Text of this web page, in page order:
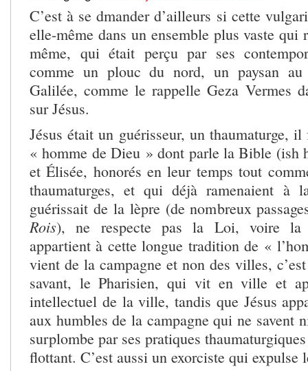
C’est à se dmander d’ailleurs si cette
elle-même dans un ensemble plus vaste qui
même, qui était perçu par ses
comme un plouc du nord, un paysan
Galilée, comme le rappelle Geza Vermes
sur Jésus.
Jésus était un guérisseur, un thaumaturge,
« homme de Dieu » dont parle la Bible (ish
et Élisée, honorés en leur temps tout
thaumaturges, et qui déjà ramenaient
guérissait de la lèpre (de nombreux
Rois), ne respecte pas la Loi, voire la
appartient à cette longue tradition de «
vient de la campagne et non des villes,
savant, le Pharisien, qui vit en ville et
intellectuel de la ville, tandis que Jésus
aux humbles de la campagne qui ne savent
surplombe par ses pratiques
flottant. C’est aussi un exorciste qui expulse